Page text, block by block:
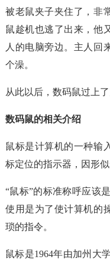
被老鼠夹子夹住了，非
鼠趁机也逃了出来，他
人的电脑旁边。主人回
个澡。
从此以后，数码鼠过上
数码鼠的相关介绍
鼠标是计算机的一种输
标定位的指示器，因形
“鼠标”的标准称呼应该
使用是为了使计算机的
琐的指令。
鼠标是1964年由加州大